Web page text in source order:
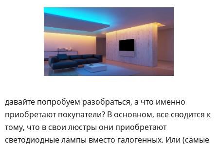
давайте попробуем разобраться, а что именно
приобретают покупатели? В основном, все сводится к
тому, что в свои люстры они приобретают
светодиодные лампы вместо галогенных. Или (самые